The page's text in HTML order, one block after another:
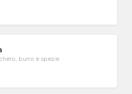
burro e spezie